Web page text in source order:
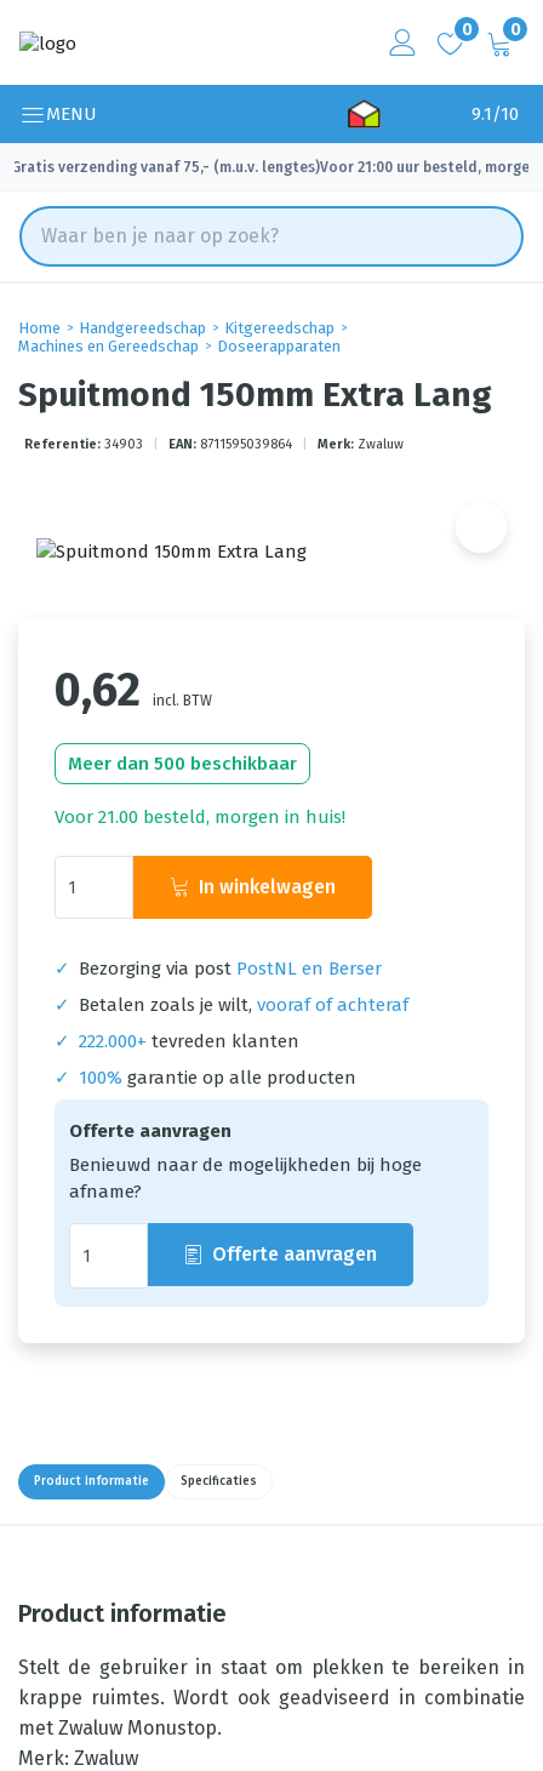
0 0
MENU 9.1/10
Gratis verzending vanaf 75,- (m.u.v. lengtes)
✓ Voor 21:00 uur besteld, morgen
Home Handgereedschap
Kitgereedschap
Machines en Gereedschap
Doseerapparaten
Spuitmond 150mm Extra Lang
Referentie: 34903 EAN: 8711595039864 Merk: Zwaluw
0,62 incl. BTW
Meer dan 500 beschikbaar
Voor 21.00 besteld, morgen in huis!
In winkelwagen
✓ Bezorging via post PostNL en Berser
✓
Betalen zoals je wilt, vooraf of achteraf
✓ 222.000+ tevreden klanten
✓
100% garantie op alle producten
Offerte aanvragen
Benieuwd naar de mogelijkheden bij hoge
afname?
Offerte aanvragen
Product informatie Specificaties
Product informatie
Stelt de gebruiker in staat om plekken te bereiken in
krappe ruimtes. Wordt ook geadviseerd in combinatie
met Zwaluw Monustop.
Merk: Zwaluw